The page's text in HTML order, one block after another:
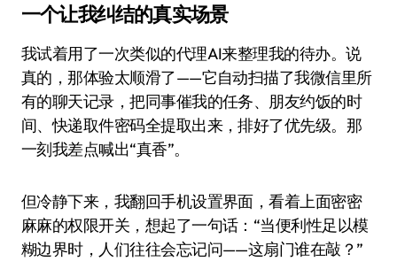
一个让我纠结的真实场景
我试着用了一次类似的代理AI来整理我的待办。说
真的，那体验太顺滑了——它自动扫描了我微信里所
有的聊天记录，把同事催我的任务、朋友约饭的时
间、快递取件密码全提取出来，排好了优先级。那
一刻我差点喊出“真香”。
但冷静下来，我翻回手机设置界面，看着上面密密
麻麻的权限开关，想起了一句话：“当便利性足以模
糊边界时，人们往往会忘记问——这扇门谁在敲？”